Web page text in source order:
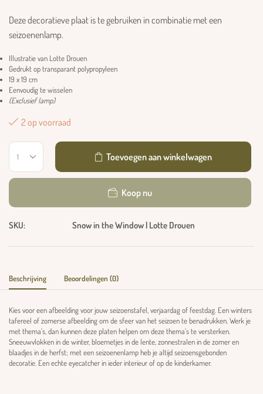
Deze decoratieve plaat is te gebruiken in combinatie met een
seizoenenlamp.
Illustratie van Lotte Drouen
Gedrukt op transparant polypropyleen
19 x 19 cm
Eenvoudig te wisselen
(Exclusief lamp)
2 op voorraad
Toevoegen aan winkelwagen
Koop nu
SKU: Snow in the Window | Lotte Drouen
Beschrijving Beoordelingen (0)
Kies voor een afbeelding voor jouw seizoenstafel, verjaardag of feestdag. Een winters
tafereel of zomerse afbeelding om de sfeer van het seizoen te benadrukken. Werk je
met thema’s, dan kunnen deze platen helpen om deze thema’s te versterken.
Sneeuwvlokken in de winter, bloemetjes in de lente, zonnestralen in de zomer en
blaadjes in de herfst; met een seizoenenlamp heb je altijd seizoensgebonden
decoratie. Een echte eyecatcher in ieder interieur of op de kinderkamer.